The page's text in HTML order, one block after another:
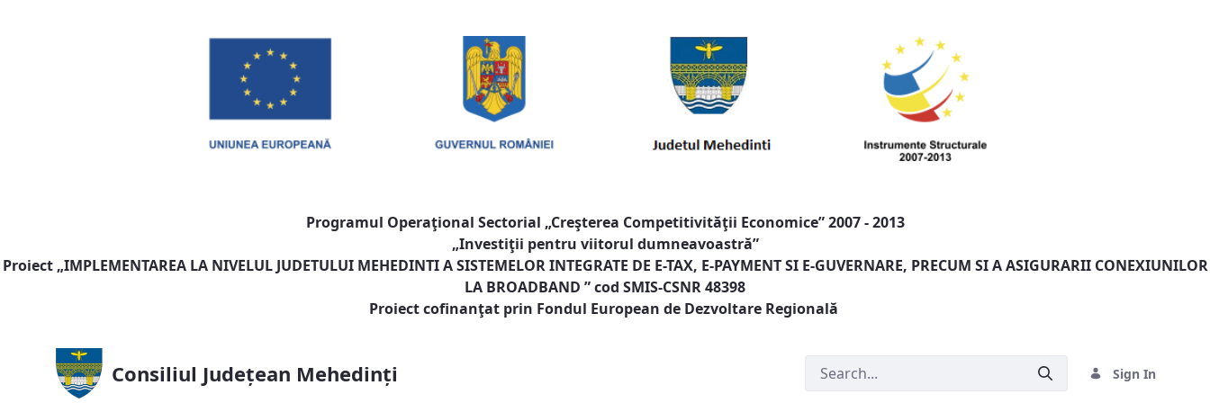
Programul Operaţional Sectorial „Creşterea Competitivităţii Economice” 2007 - 2013
„Investiţii pentru viitorul dumneavoastră”
Proiect „IMPLEMENTAREA LA NIVELUL JUDETULUI MEHEDINTI A SISTEMELOR INTEGRATE DE E-TAX, E-PAYMENT SI E-GUVERNARE, PRECUM SI A ASIGURARII CONEXIUNILOR
LA BROADBAND ” cod SMIS-CSNR 48398
Proiect cofinanţat prin Fondul European de Dezvoltare Regională
Consiliul Județean Mehedinți Sign In